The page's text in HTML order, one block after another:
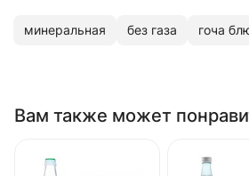
минеральная без газа гоча
Вам также может